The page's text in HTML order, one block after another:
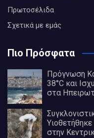
Πρωτοσέλιδα
Σχετικά με εμάς
Πιο Πρόσφατα
Πρόγνωση
38°C και
στα
στην